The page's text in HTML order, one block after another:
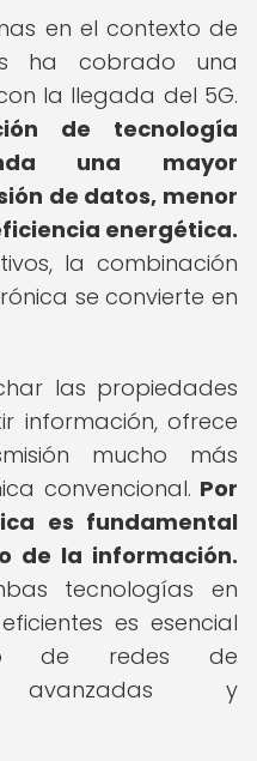
en el contexto de
ha cobrado una
la llegada del 5G.
de tecnología
una mayor
de datos, menor
energética.
la combinación
se convierte en
las propiedades
información, ofrece
mucho más
convencional. Por
es fundamental
de la información.
tecnologías en
es esencial
de redes de
avanzadas y